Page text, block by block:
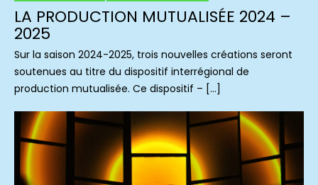
LA PRODUCTION MUTUALISÉE 2024 –
2025
Sur la saison 2024-2025, trois nouvelles créations seront
soutenues au titre du dispositif interrégional de
production mutualisée. Ce dispositif – […]